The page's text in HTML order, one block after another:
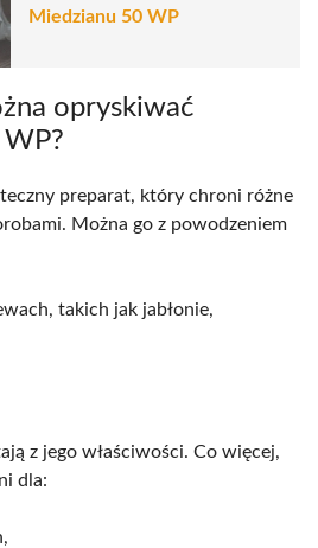
Miedzianu 50 WP
opryskiwać
preparat, który chroni różne
Można go z powodzeniem
takich jak jabłonie,
z jego właściwości. Co więcej,
dla: